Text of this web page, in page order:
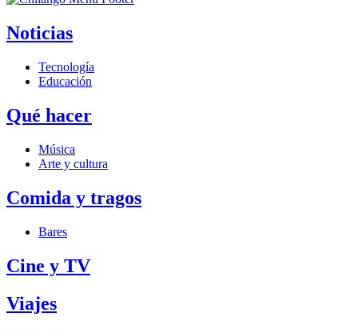
Noticias
Tecnología
Educación
Qué hacer
Música
Arte y cultura
Comida y tragos
Bares
Cine y TV
Viajes